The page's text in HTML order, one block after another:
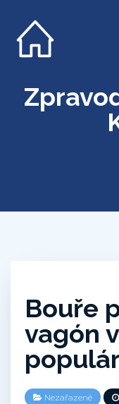
Bouře
vagón
Nezařazené